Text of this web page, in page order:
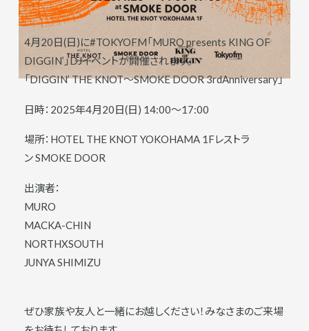
4月20日(日)に#TOKYOFM「MURO presents KING OF
DIGGIN’」DJイベントが開催されます。
「DIGGIN’ THE KNOT〜SMOKE DOOR 3rdAnniversary」
日時：2025年4月20日(日) 14:00～17:00
場所：HOTEL THE KNOT YOKOHAMA 1Fレストラ
ン SMOKE DOOR
出演者：
MURO
MACKA-CHIN
NORTHXSOUTH
JUNYA SHIMIZU
ぜひ家族や友人と一緒にお越しください！みなさまのご来場